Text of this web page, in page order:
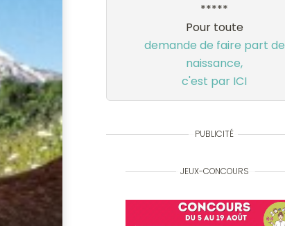
*****
Pour toute
demande de faire part de
naissance,
c'est par ICI
PUBLICITÉ
JEUX-CONCOURS